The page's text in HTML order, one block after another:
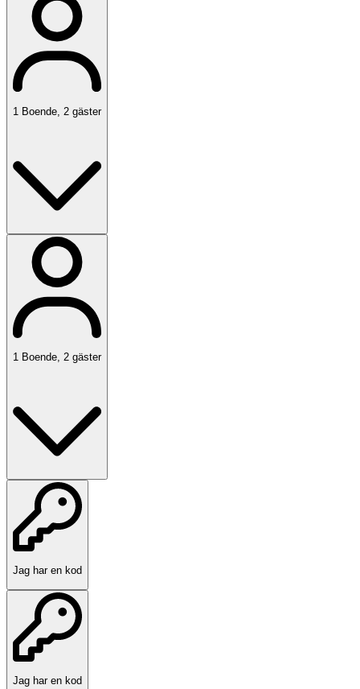
1 Boende 2 gäster
1 Boende 2 gäster
Jag har en kod
Jag har en kod